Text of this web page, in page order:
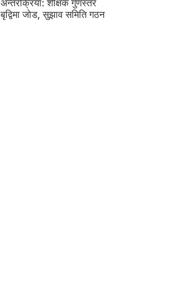
अन्तरक्रिया: शैक्षिक गुणस्तर
बृद्विमा जोड, सुझाव समिति गठन